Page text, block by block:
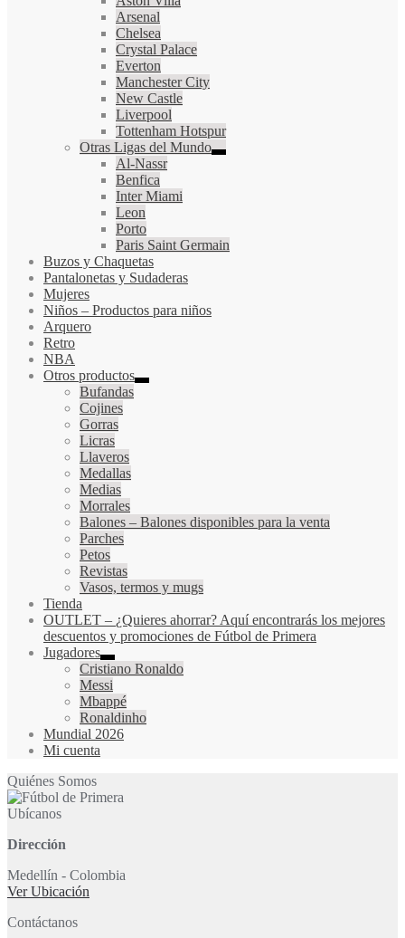
Arsenal
Chelsea
Crystal Palace
Everton
Manchester City
New Castle
Liverpool
Tottenham Hotspur
Otras Ligas del Mundo
Al-Nassr
Benfica
Inter Miami
Leon
Porto
Paris Saint Germain
Buzos y Chaquetas
Pantalonetas y Sudaderas
Mujeres
Niños – Productos para niños
Arquero
Retro
NBA
Otros productos
Bufandas
Cojines
Gorras
Licras
Llaveros
Medallas
Medias
Morrales
Balones – Balones disponibles para la venta
Parches
Petos
Revistas
Vasos, termos y mugs
Tienda
OUTLET – ¿Quieres ahorrar? Aquí encontrarás los mejores
descuentos y promociones de Fútbol de Primera
Jugadores
Cristiano Ronaldo
Messi
Mbappé
Ronaldinho
Mundial 2026
Mi cuenta
Quiénes Somos
Ubícanos
Dirección
Medellín - Colombia
Ver Ubicación
Contáctanos